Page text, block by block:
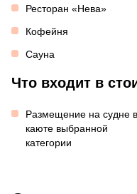
Ресторан «Нева»
Кофейня
Сауна
Что входит в
Размещение на судне в
каюте выбранной
категории